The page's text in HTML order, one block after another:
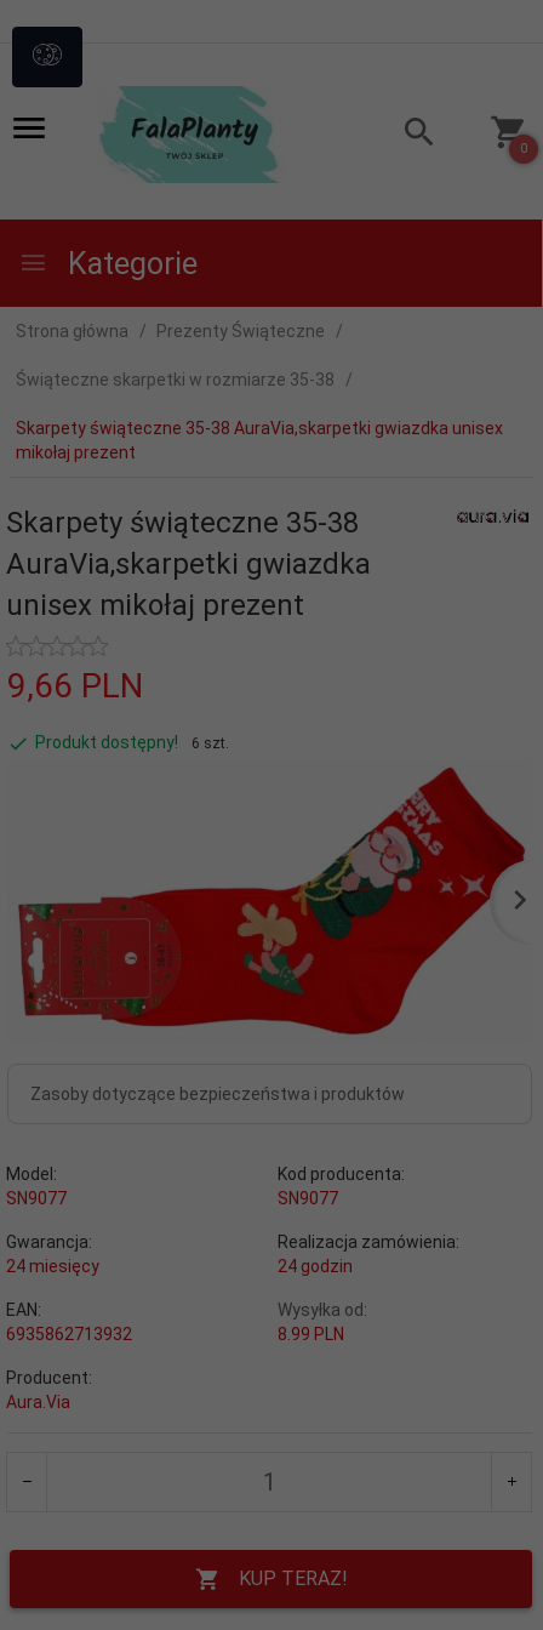
0
Kategorie
Strona główna Prezenty Świąteczne
Świąteczne skarpetki w rozmiarze 35-38
Skarpety świąteczne 35-38 AuraVia,skarpetki gwiazdka unisex
mikołaj prezent
Skarpety świąteczne 35-38
AuraVia,skarpetki gwiazdka
unisex mikołaj prezent
9,66 PLN
Produkt dostępny! 6 szt.
Zasoby dotyczące bezpieczeństwa i produktów
Model:
SN9077
Kod producenta:
SN9077
Gwarancja:
24 miesięcy
Realizacja zamówienia:
24 godzin
EAN:
6935862713932
Wysyłka od:
8.99 PLN
Producent:
Aura.Via
KUP TERAZ!